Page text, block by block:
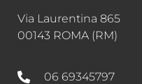
Via Laurentina 865
00143 ROMA (RM)
06 69345797